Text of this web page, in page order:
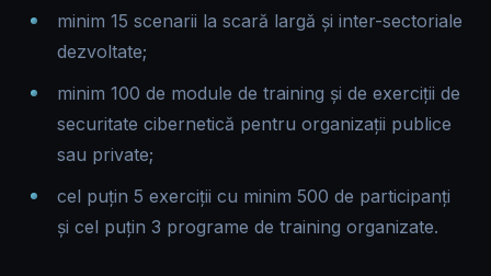
minim 15 scenarii la scară largă și inter-sectoriale
dezvoltate;
minim 100 de module de training și de exerciții de
securitate cibernetică pentru organizații publice
sau private;
cel puțin 5 exerciții cu minim 500 de participanți
și cel puțin 3 programe de training organizate.